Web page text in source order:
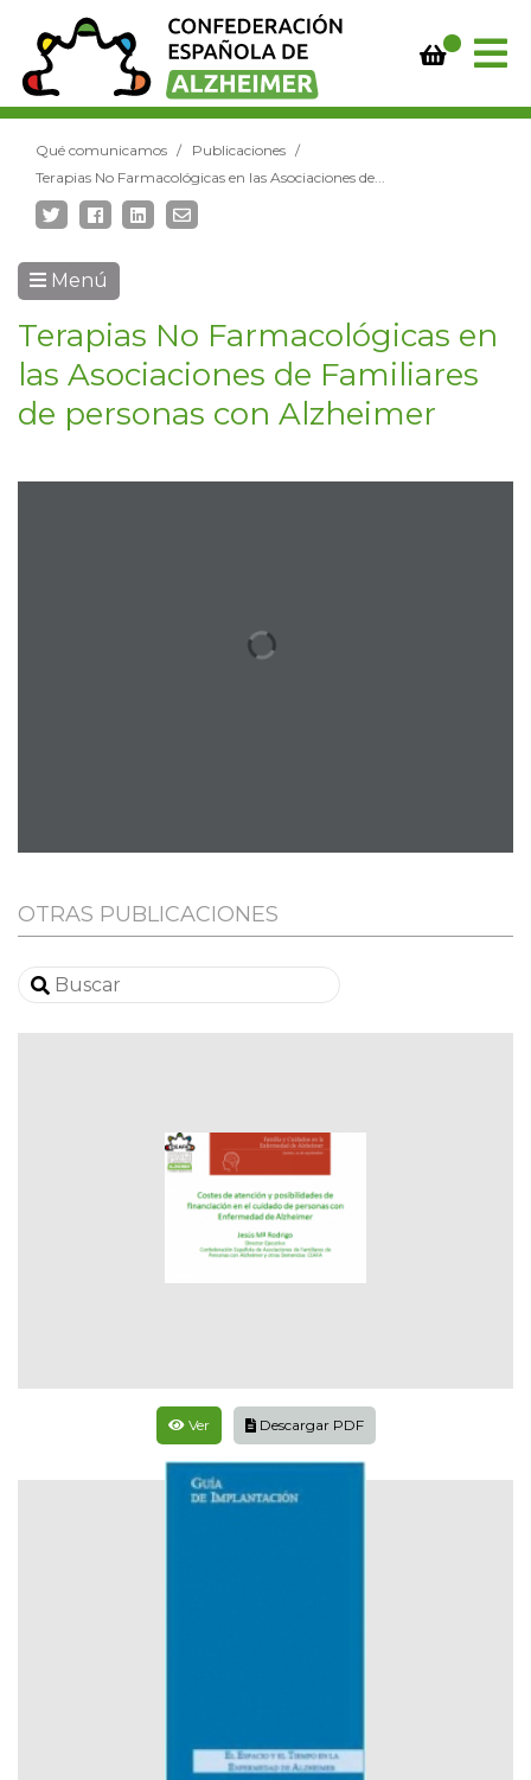
Qué comunicamos
Publicaciones
Terapias No Farmacológicas en las Asociaciones de...
Menú
Terapias No Farmacológicas en
las Asociaciones de Familiares
de personas con Alzheimer
OTRAS PUBLICACIONES
Ver Descargar PDF